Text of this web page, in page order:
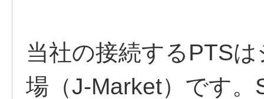
当社の接続するPTS
場（J-Market）です